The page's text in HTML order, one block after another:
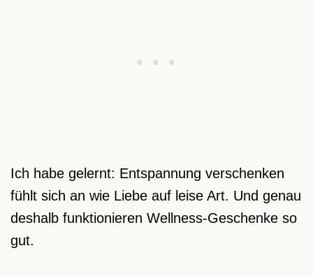
Ich habe gelernt: Entspannung verschenken
fühlt sich an wie Liebe auf leise Art. Und genau
deshalb funktionieren Wellness-Geschenke so
gut.